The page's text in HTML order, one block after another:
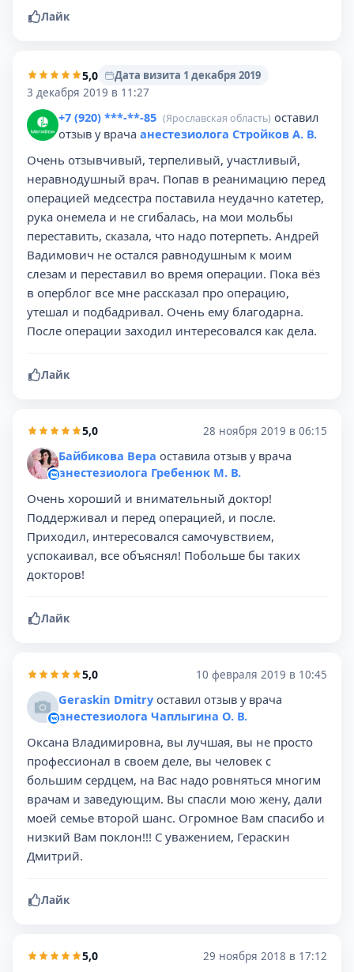
Лайк
5,0
Дата визита 1 декабря 2019
3 декабря 2019 в 11:27
+7 (920) ***-**-85 (Ярославская область) оставил
отзыв у врача анестезиолога Стройков А. В.
Очень отзывчивый, терпеливый, участливый,
неравнодушный врач. Попав в реанимацию перед
операцией медсестра поставила неудачно катетер,
рука онемела и не сгибалась, на мои мольбы
переставить, сказала, что надо потерпеть. Андрей
Вадимович не остался равнодушным к моим
слезам и переставил во время операции. Пока вёз
в оперблог все мне рассказал про операцию,
утешал и подбадривал. Очень ему благодарна.
После операции заходил интересовался как дела.
Лайк
5,0 28 ноября 2019 в 06:15
Байбикова Вера оставила отзыв у врача
анестезиолога Гребенюк М. В.
Очень хороший и внимательный доктор!
Поддерживал и перед операцией, и после.
Приходил, интересовался самочувствием,
успокаивал, все объяснял! Побольше бы таких
докторов!
Лайк
5,0 10 февраля 2019 в 10:45
Geraskin Dmitry оставил отзыв у врача
анестезиолога Чаплыгина О. В.
Оксана Владимировна, вы лучшая, вы не просто
профессионал в своем деле, вы человек с
большим сердцем, на Вас надо ровняться многим
врачам и заведующим. Вы спасли мою жену, дали
моей семье второй шанс. Огромное Вам спасибо и
низкий Вам поклон!!! С уважением, Гераскин
Дмитрий.
Лайк
5,0 29 ноября 2018 в 17:12